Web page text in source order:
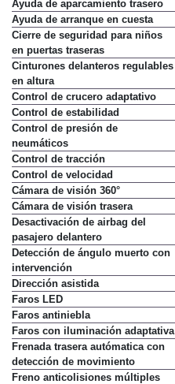
Ayuda de aparcamiento trasero
Ayuda de arranque en cuesta
Cierre de seguridad para niños
en puertas traseras
Cinturones delanteros regulables
en altura
Control de crucero adaptativo
Control de estabilidad
Control de presión de
neumáticos
Control de tracción
Control de velocidad
Cámara de visión 360°
Cámara de visión trasera
Desactivación de airbag del
pasajero delantero
Detección de ángulo muerto con
intervención
Dirección asistida
Faros LED
Faros antiniebla
Faros con iluminación adaptativa
Frenada trasera autómatica con
detección de movimiento
Freno anticolisiones múltiples